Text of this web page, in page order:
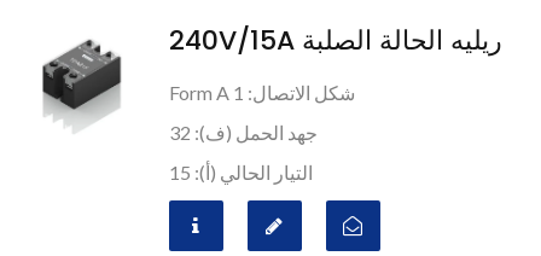
ريليه الحالة الصلبة 240V/15A
شكل الاتصال: 1 Form A
جهد الحمل (ف): 32
التيار الحالي (أ): 15